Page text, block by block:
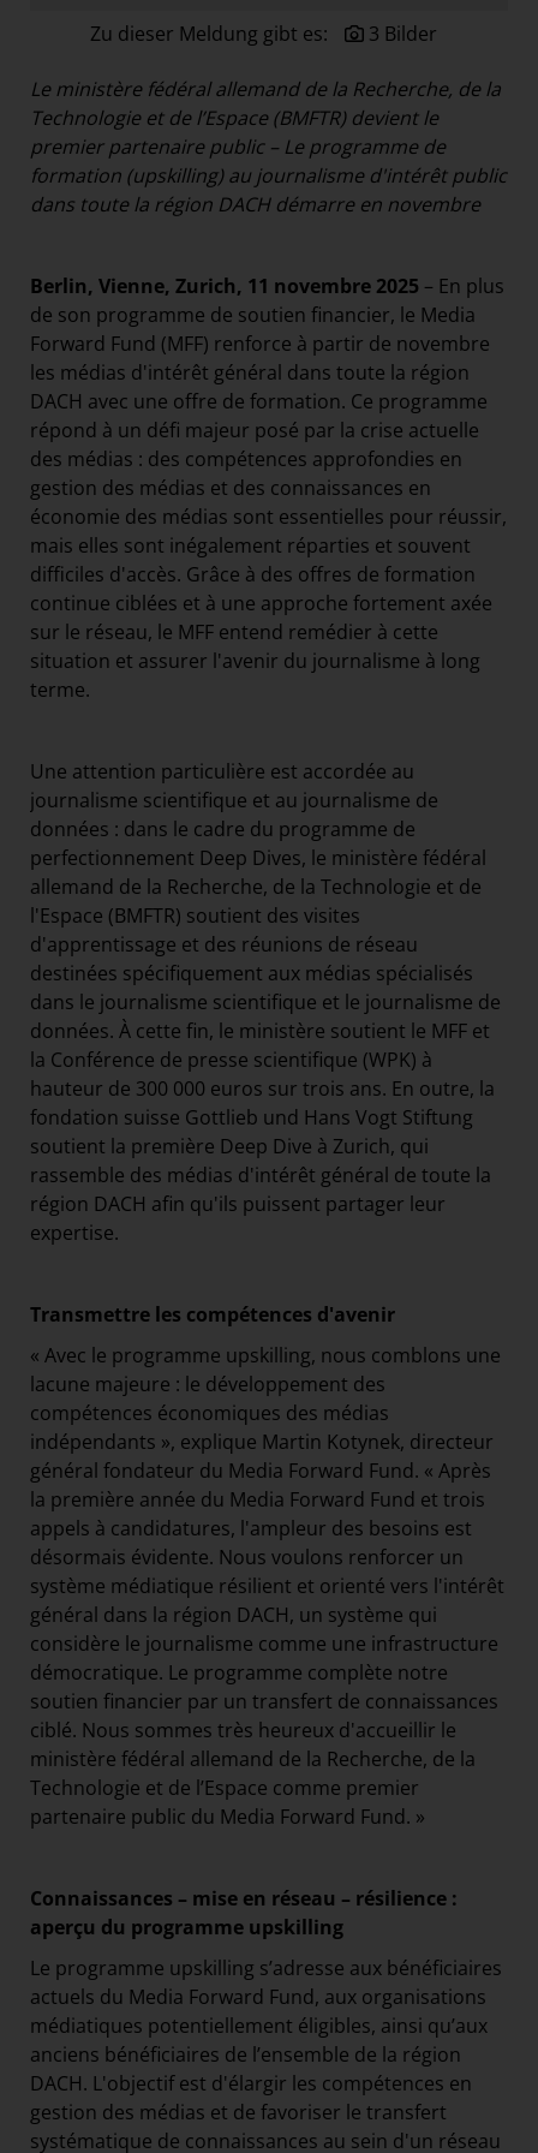
section.d
Swiss Life Select
The Companion
The Hoxton
Vöslauer
NMK
MEDIA
KONTAKT
Zu dieser Meldung gibt es: 3 Bilder
Le ministère fédéral allemand de la Recherche, de la
Technologie et de l’Espace (BMFTR) devient le
premier partenaire public – Le programme de
formation (upskilling) au journalisme d'intérêt public
dans toute la région DACH démarre en novembre
Berlin, Vienne, Zurich, 11 novembre 2025 – En plus
de son programme de soutien financier, le Media
Forward Fund (MFF) renforce à partir de novembre
les médias d'intérêt général dans toute la région
DACH avec une offre de formation. Ce programme
répond à un défi majeur posé par la crise actuelle
des médias : des compétences approfondies en
gestion des médias et des connaissances en
économie des médias sont essentielles pour réussir,
mais elles sont inégalement réparties et souvent
difficiles d'accès. Grâce à des offres de formation
continue ciblées et à une approche fortement axée
sur le réseau, le MFF entend remédier à cette
situation et assurer l'avenir du journalisme à long
terme.
Une attention particulière est accordée au
journalisme scientifique et au journalisme de
données : dans le cadre du programme de
perfectionnement Deep Dives, le ministère fédéral
allemand de la Recherche, de la Technologie et de
l'Espace (BMFTR) soutient des visites
d'apprentissage et des réunions de réseau
destinées spécifiquement aux médias spécialisés
dans le journalisme scientifique et le journalisme de
données. À cette fin, le ministère soutient le MFF et
la Conférence de presse scientifique (WPK) à
hauteur de 300 000 euros sur trois ans. En outre, la
fondation suisse Gottlieb und Hans Vogt Stiftung
soutient la première Deep Dive à Zurich, qui
rassemble des médias d'intérêt général de toute la
région DACH afin qu'ils puissent partager leur
expertise.
Transmettre les compétences d'avenir
« Avec le programme upskilling, nous comblons une
lacune majeure : le développement des
compétences économiques des médias
indépendants », explique Martin Kotynek, directeur
général fondateur du Media Forward Fund. « Après
la première année du Media Forward Fund et trois
appels à candidatures, l'ampleur des besoins est
désormais évidente. Nous voulons renforcer un
système médiatique résilient et orienté vers l'intérêt
général dans la région DACH, un système qui
considère le journalisme comme une infrastructure
démocratique. Le programme complète notre
soutien financier par un transfert de connaissances
ciblé. Nous sommes très heureux d'accueillir le
ministère fédéral allemand de la Recherche, de la
Technologie et de l’Espace comme premier
partenaire public du Media Forward Fund. »
Connaissances – mise en réseau – résilience :
aperçu du programme upskilling
Le programme upskilling s’adresse aux bénéficiaires
actuels du Media Forward Fund, aux organisations
médiatiques potentiellement éligibles, ainsi qu’aux
anciens bénéficiaires de l’ensemble de la région
DACH. L'objectif est d'élargir les compétences en
gestion des médias et de favoriser le transfert
systématique de connaissances au sein d'un réseau